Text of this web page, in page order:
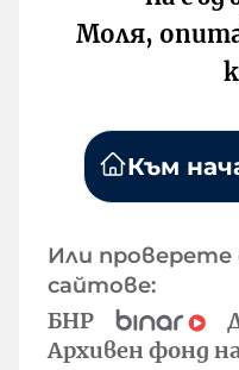
Моля,
Към
Или
сайтове:
БНР
Архивен фонд